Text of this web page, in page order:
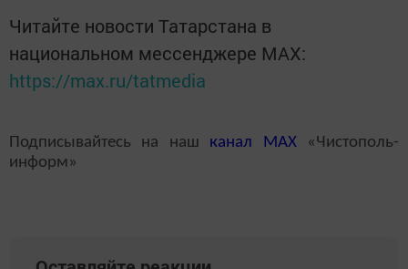
Читайте новости Татарстана в
национальном мессенджере MАХ:
https://max.ru/tatmedia
Подписывайтесь на наш канал MAX«Чистополь-
информ»